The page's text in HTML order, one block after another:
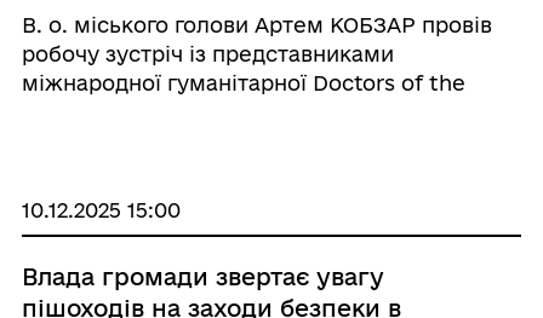
В. о. міського голови Артем КОБЗАР провів
робочу зустріч із представниками
міжнародної гуманітарної Doctors of the
громади та ви ...
10.12.2025 15:00
Влада громади звертає увагу
пішоходів на заходи безпеки в